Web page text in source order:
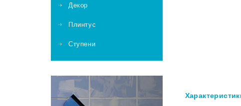
Декор
Плинтус
Ступени